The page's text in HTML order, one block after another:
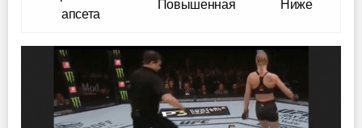
апсета
Повышенная Ниже